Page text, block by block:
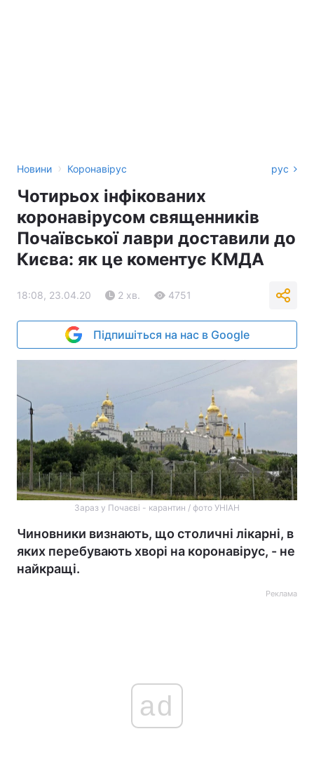
Новини › Коронавірус рус
Чотирьох інфікованих
коронавірусом священників
Почаївської лаври доставили до
Києва: як це коментує КМДА
18:08, 23.04.20 2 хв. 4751
Підпишіться на нас в Google
Зараз у Почаєві - карантин / фото УНІАН
Чиновники визнають, що столичні лікарні, в
яких перебувають хворі на коронавірус, - не
найкращі.
Реклама
ad